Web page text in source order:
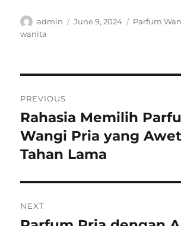
Author
admin
Posted
June 9, 2024 Categories
Parfum
wanita
navigation
PREVIOUS
Previous
post:
Rahasia Memilih
Wangi Pria yang
Tahan Lama
NEXT